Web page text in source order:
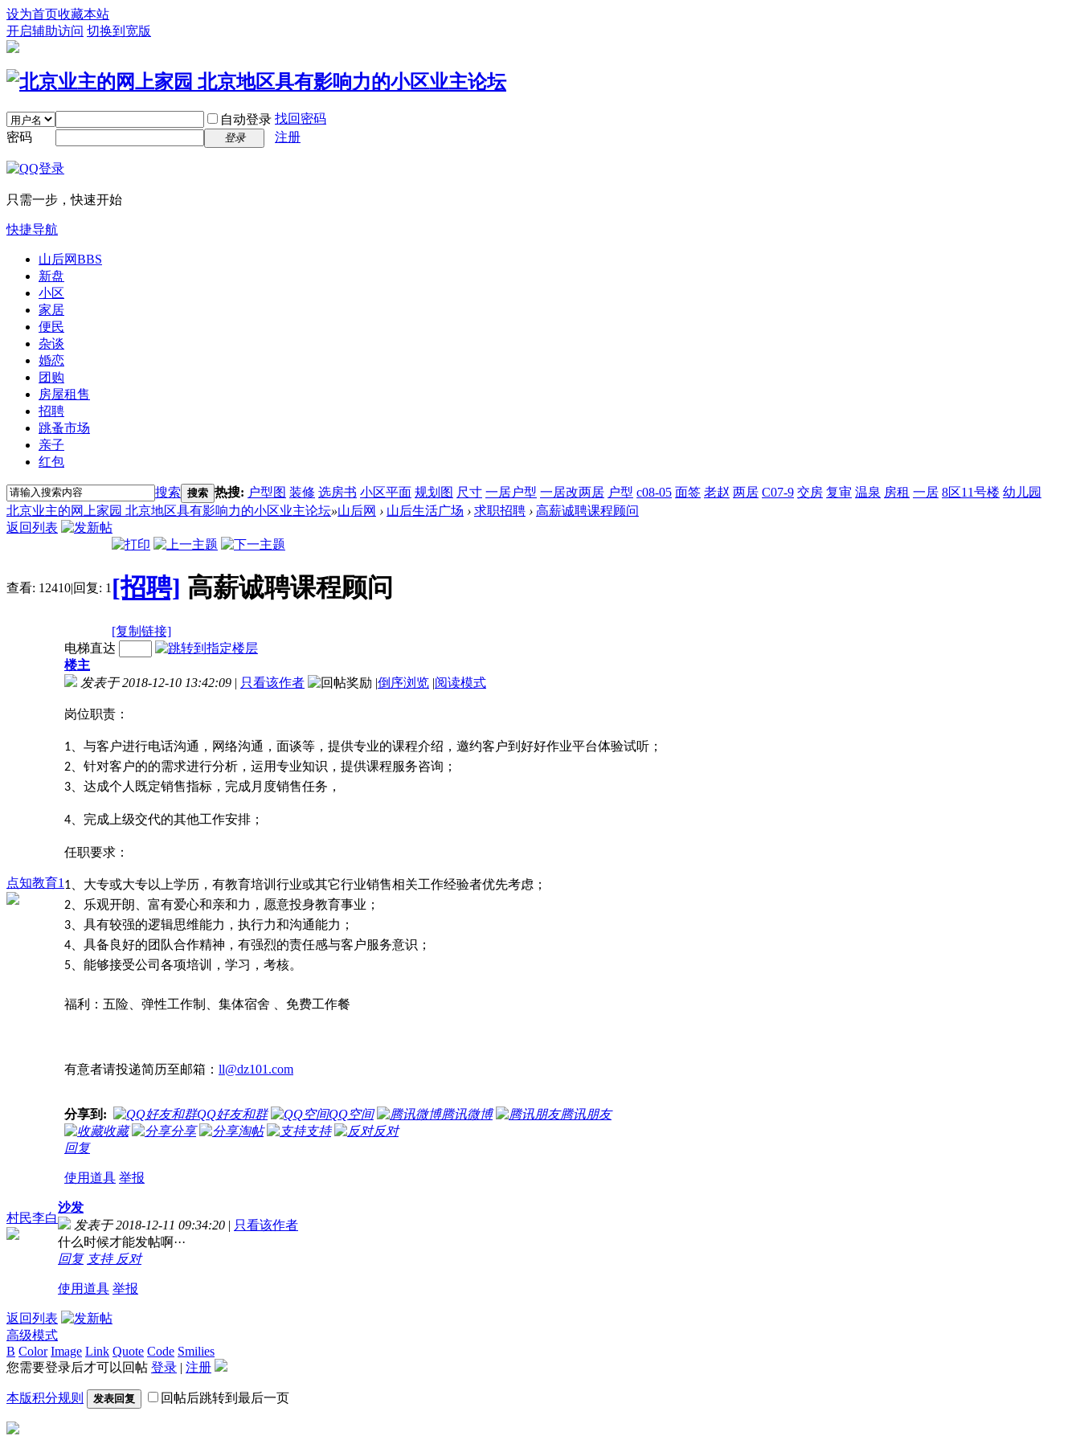
设为首页收藏本站
开启辅助访问 切换到宽版
自动登录 找回密码
密码
登录 注册
只需一步，快速开始
快捷导航
山后网BBS
新盘
小区
家居
便民
杂谈
婚恋
团购
房屋租售
招聘
跳蚤市场
亲子
红包
搜索 搜索 热搜: 户型图 装修 选房书 小区平面 规划图 尺寸 一居户型 一居改两居 户型 c08-05 面签 老赵 两居 C07-9 交房 复审 温泉 房租 一居 8区11号楼 幼儿园
北京业主的网上家园 北京地区具有影响力的小区业主论坛»山后网 › 山后生活广场 › 求职招聘 › 高薪诚聘课程顾问
返回列表
查看: 12410|回复: 1 [招聘] 高薪诚聘课程顾问
[复制链接]
点知教育1
电梯直达
楼主
发表于 2018-12-10 13:42:09 | 只看该作者 |倒序浏览 |阅读模式
岗位职责：
1 、与客户进行电话沟通，网络沟通，面谈等，提供专业的课程介绍，邀约客户到好好作业平台体验试听；
2 、针对客户的的需求进行分析，运用专业知识，提供课程服务咨询；
3 、达成个人既定销售指标，完成月度销售任务，
4 、完成上级交代的其他工作安排；
任职要求：
1 、大专或大专以上学历，有教育培训行业或其它行业销售相关工作经验者优先考虑；
2 、乐观开朗、富有爱心和亲和力，愿意投身教育事业；
3 、具有较强的逻辑思维能力，执行力和沟通能力；
4 、具备良好的团队合作精神，有强烈的责任感与客户服务意识；
5 、能够接受公司各项培训，学习，考核。
福利：五险、弹性工作制、集体宿舍 、免费工作餐
有意者请投递简历至邮箱： ll@dz101.com
分享到: QQ好友和群 QQ空间 腾讯微博
腾讯朋友
收藏
分享 淘帖 支持
反对
回复
使用道具 举报
村民李白
沙发
发表于 2018-12-11 09:34:20 | 只看该作者
什么时候才能发帖啊···
回复 支持 反对
使用道具 举报
返回列表
高级模式
B Color Image Link Quote Code Smilies
您需要登录后才可以回帖 登录 | 注册
本版积分规则 发表回复 回帖后跳转到最后一页